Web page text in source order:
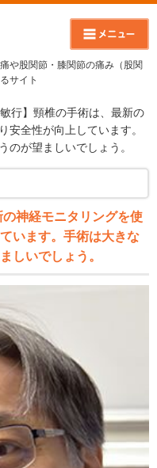
や股関節・膝関節の痛み（股関
サイト
行】頸椎の手術は、最新の
安全性が向上しています。
のが望ましいでしょう。
の神経モニタリングを使
います。手術は大きな
しいでしょう。